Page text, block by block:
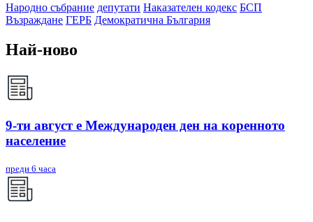
Народно събрание депутати Наказателен кодекс БСП
Възраждане ГЕРБ Демократична България
Най-ново
9-ти август е Международен ден на коренното
население
преди 6 часа